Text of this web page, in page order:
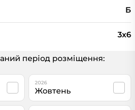
Б
3х6
період розміщення:
2026
Жовтень